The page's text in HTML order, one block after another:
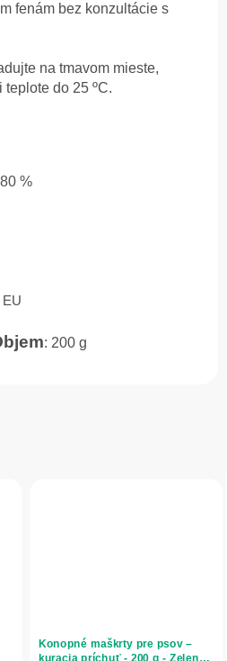
fenám bez konzultácie s
na tmavom mieste,
do 25 ºC.
%
EU
: 200 g
Konopné maškrty pre psov –